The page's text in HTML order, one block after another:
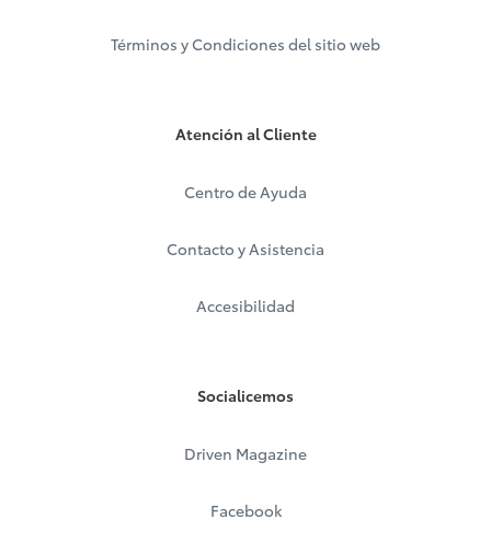
Términos y Condiciones del sitio web
Atención al Cliente
Centro de Ayuda
Contacto y Asistencia
Accesibilidad
Socialicemos
Driven Magazine
Facebook